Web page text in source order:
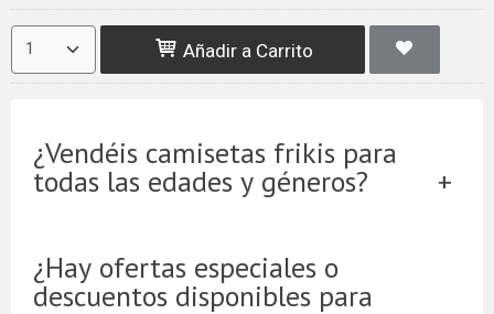
Añadir a Carrito
¿Vendéis camisetas frikis para
todas las edades y géneros?
¿Hay ofertas especiales o
descuentos disponibles para